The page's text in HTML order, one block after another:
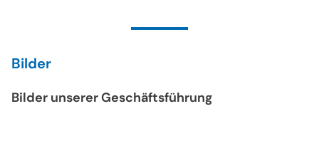
Bilder
Bilder unserer Geschäftsführung